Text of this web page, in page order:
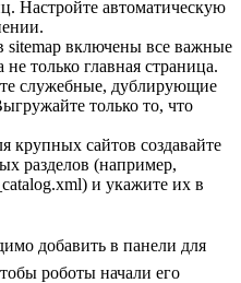
Настройте автоматическую
sitemap включены все важные
только главная страница.
служебные, дублирующие
только то, что
крупных сайтов создавайте
разделов (например,
и укажите их в
добавить в панели для
роботы начали его